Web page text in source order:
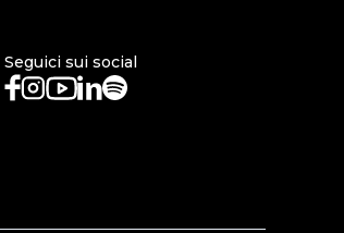
Seguici sui social